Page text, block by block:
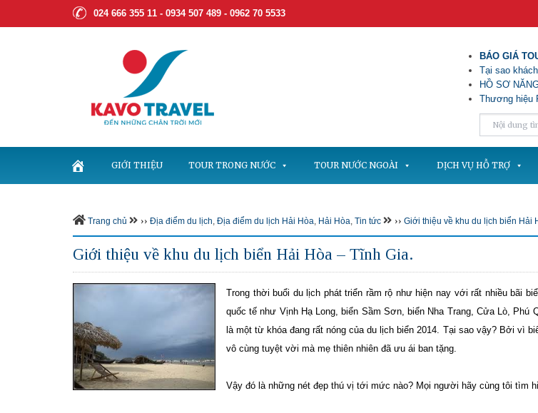
024 666 355 11 - 0934 507 489 - 0962 70 5533
BÁO GIÁ
Tại sao
HỒ SƠ
Thương hiệu
GIỚI THIỆU TOUR TRONG NƯỚC TOUR NƯỚC NGOÀI DỊCH VỤ HỖ TRỢ
Trang chủ ›› Địa điểm du lịch, Địa điểm du lịch Hải Hòa, Hải Hòa, Tin tức ›› Giới thiệu về khu du lịch biển Hải
Giới thiệu về khu du lịch biển Hải Hòa – Tĩnh Gia.
Trong thời buổi du lịch phát triển rầm rộ như hiện nay với rất nhiều bãi
quốc tế như Vịnh Hạ Long, biển Sầm Sơn, biển Nha Trang, Cửa Lò,
là một từ khóa đang rất nóng của du lịch biển 2014. Tại sao vậy? Bởi vì
vô cùng tuyệt vời mà mẹ thiên nhiên đã ưu ái ban tặng.
Vậy đó là những nét đẹp thú vị tới mức nào? Mọi người hãy cùng tôi tìm